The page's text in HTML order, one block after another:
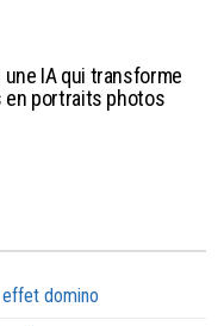
une IA qui transforme
en portraits photos
effet domino